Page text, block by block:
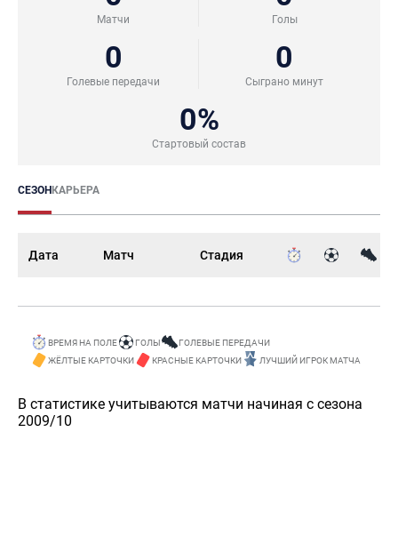
Матчи Голы
0
Голевые передачи
0
Сыграно минут
0%
Стартовый состав
СЕЗОНКАРЬЕРА
Дата Матч Стадия
ВРЕМЯ НА ПОЛЕ ГОЛЫ
ГОЛЕВЫЕ ПЕРЕДАЧИ
ЖЁЛТЫЕ КАРТОЧКИ
КРАСНЫЕ КАРТОЧКИ ЛУЧШИЙ ИГРОК МАТЧА
В статистике учитываются матчи начиная с сезона
2009/10